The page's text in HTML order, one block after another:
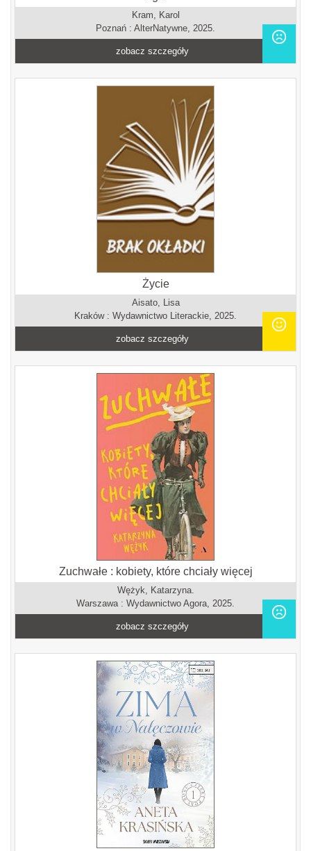
Kram, Karol
Poznań : AlterNatywne, 2025.
zobacz szczegóły
Życie
Aisato, Lisa
Kraków : Wydawnictwo Literackie, 2025.
zobacz szczegóły
Zuchwałe : kobiety, które chciały więcej
Wężyk, Katarzyna.
Warszawa : Wydawnictwo Agora, 2025.
zobacz szczegóły